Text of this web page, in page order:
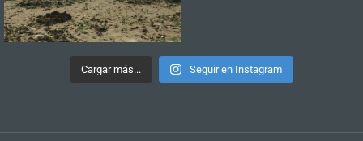
Cargar más... Seguir en Instagram